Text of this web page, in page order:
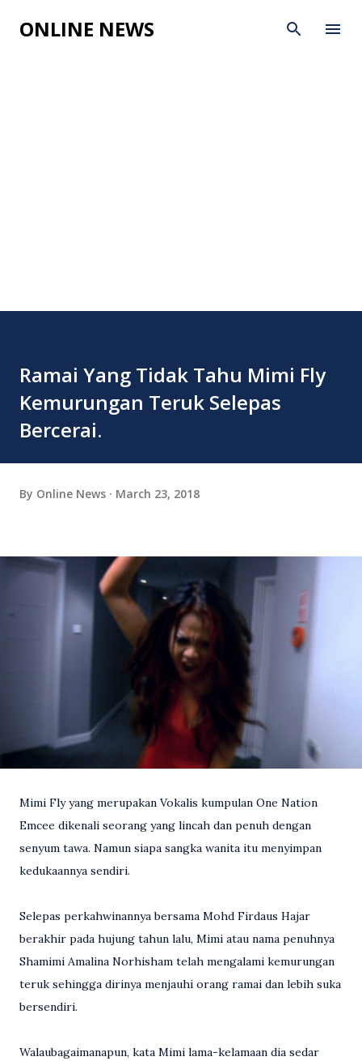
Skip to main content
ONLINE NEWS
Ramai Yang Tidak Tahu Mimi Fly
Kemurungan Teruk Selepas
Bercerai.
By Online News March 23, 2018
Mimi Fly yang merupakan Vokalis kumpulan One Nation
Emcee dikenali seorang yang lincah dan penuh dengan
senyum tawa. Namun siapa sangka wanita itu menyimpan
kedukaannya sendiri.
Selepas perkahwinannya bersama Mohd Firdaus Hajar
berakhir pada hujung tahun lalu, Mimi atau nama penuhnya
Shamimi Amalina Norhisham telah mengalami kemurungan
teruk sehingga dirinya menjauhi orang ramai dan lebih suka
bersendiri.
Walaubagaimanapun, kata Mimi lama-kelamaan dia sedar